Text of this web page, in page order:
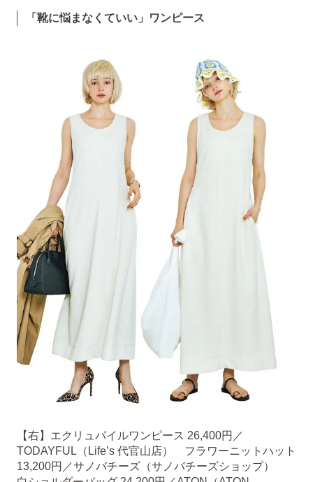
「靴に悩まなくていい」ワンピース
【右】エクリュパイルワンピース 26,400円／
TODAYFUL（Life’s 代官山店） フラワーニットハット
13,200円／サノバチーズ（サノバチーズショップ）